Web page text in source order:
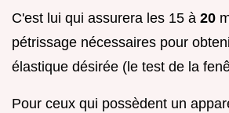
C'est lui qui assurera les 15 à 20
pétrissage nécessaires pour
élastique désirée (le test de la
Pour ceux qui possèdent un